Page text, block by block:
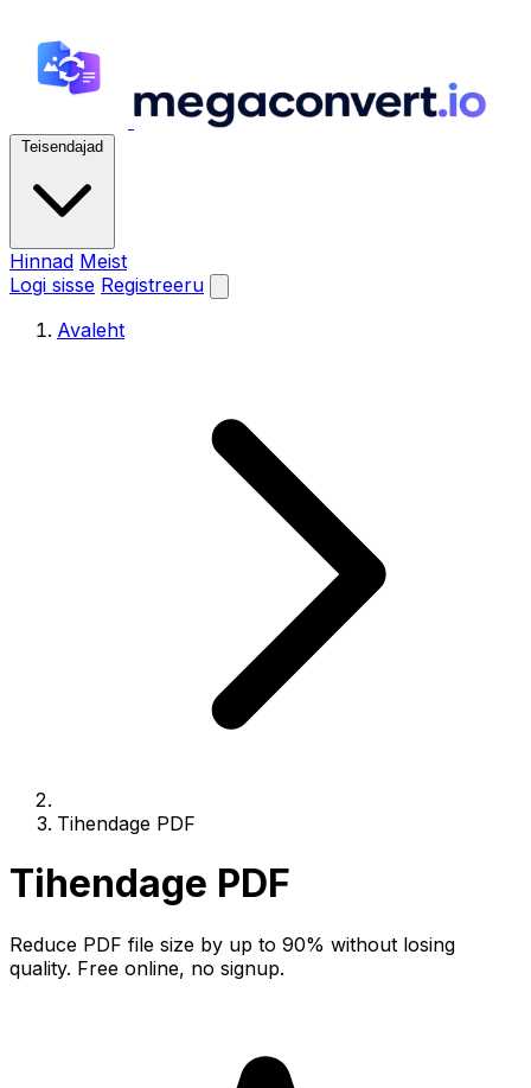
Teisendajad
Hinnad Meist
Logi sisse Registreeru
Avaleht
Tihendage PDF
Tihendage PDF
Reduce PDF file size by up to 90% without losing
quality. Free online, no signup.